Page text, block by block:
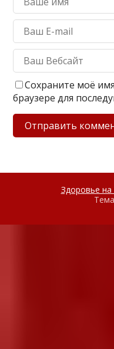
Сохраните моё
браузере для
Здоровье